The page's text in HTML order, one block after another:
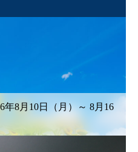
年8月10日（月）～ 8月16